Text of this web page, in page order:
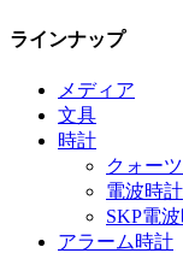
ラインナップ
メディア
文具
時計
クォー
電波時計
SKP電
アラーム時計